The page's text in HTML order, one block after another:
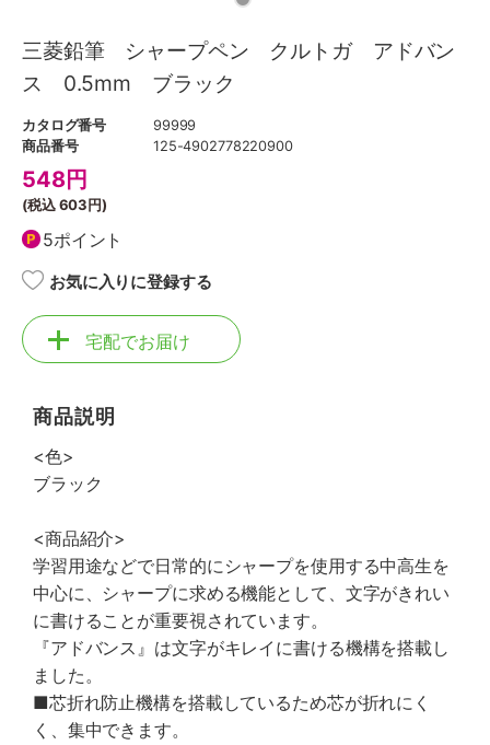
三菱鉛筆 シャープペン クルトガ アドバン
ス 0.5mm ブラック
カタログ番号
99999
商品番号
125-4902778220900
548円
(税込603円)
5ポイント
お気に入りに登録する
宅配でお届け
商品説明
<色>
ブラック
<商品紹介>
学習用途などで日常的にシャープを使用する中高生を
中心に、シャープに求める機能として、文字がきれい
に書けることが重要視されています。
『アドバンス』は文字がキレイに書ける機構を搭載し
ました。
■芯折れ防止機構を搭載しているため芯が折れにく
く、集中できます。